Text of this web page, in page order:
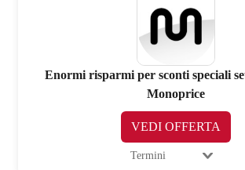
Enormi risparmi per sconti speciali
Monoprice
VEDI OFFERTA
Termini